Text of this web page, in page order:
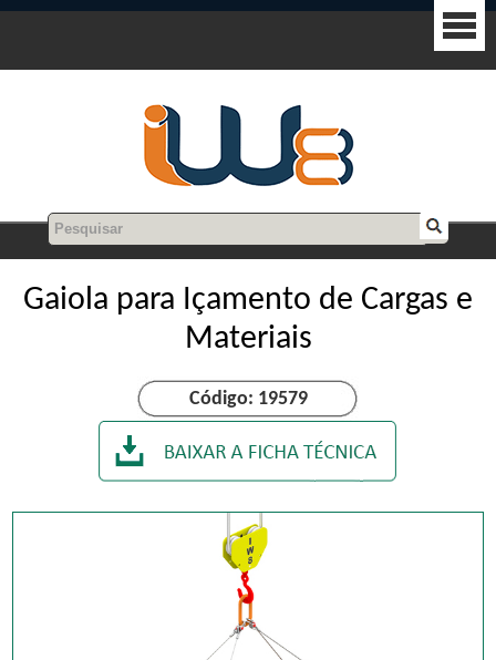
Gaiola para Içamento de Cargas e
Materiais
Código: 19579